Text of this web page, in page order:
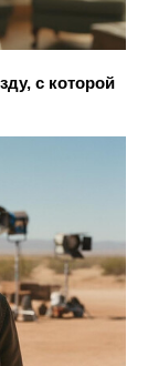
с которой